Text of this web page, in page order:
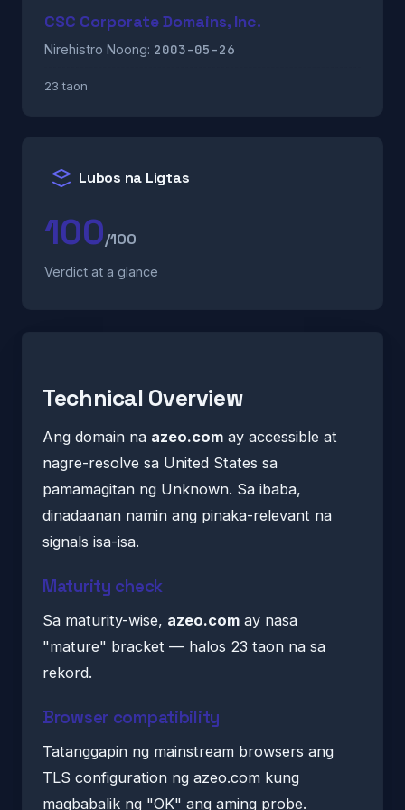
CSC Corporate Domains, Inc.
Nirehistro Noong: 2003-05-26
23 taon
Lubos na Ligtas
100/100
Verdict at a glance
Technical Overview
Ang domain na azeo.com ay accessible at
nagre-resolve sa United States sa
pamamagitan ng Unknown. Sa ibaba,
dinadaanan namin ang pinaka-relevant na
signals isa-isa.
Maturity check
Sa maturity-wise, azeo.com ay nasa
"mature" bracket — halos 23 taon na sa
rekord.
Browser compatibility
Tatanggapin ng mainstream browsers ang
TLS configuration ng azeo.com kung
magbabalik ng "OK" ang aming probe.